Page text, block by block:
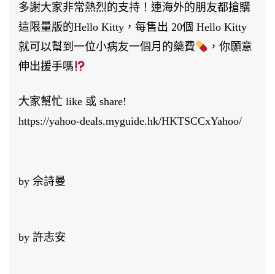
多謝大家非常熱烈的支持！連海外的朋友都搶購
這限量版的Hello Kitty，每售出 20個 Hello Kitty
就可以幫到一位小病友一個月的藥費
，你願意
伸出援手嗎
大家幫忙 like 或 share!
https://yahoo-deals.myguide.hk/HKTSCCxYahoo/
by 佘詩曼
by 許志安